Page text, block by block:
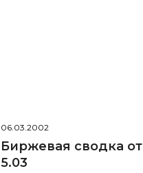
06.03.2002
Биржевая сводка от
5.03